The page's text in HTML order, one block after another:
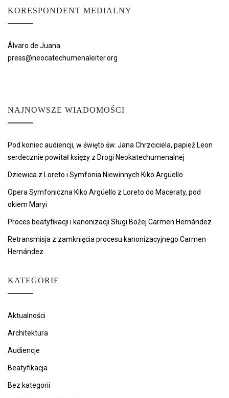
KORESPONDENT MEDIALNY
Álvaro de Juana
press@neocatechumenaleiter.org
NAJNOWSZE WIADOMOŚCI
Pod koniec audiencji, w święto św. Jana Chrzciciela, papież Leon
serdecznie powitał księży z Drogi Neokatechumenalnej
Dziewica z Loreto i Symfonia Niewinnych Kiko Argüello
Opera Symfoniczna Kiko Argüello z Loreto do Maceraty, pod
okiem Maryi
Proces beatyfikacji i kanonizacji Sługi Bożej Carmen Hernández
Retransmisja z zamknięcia procesu kanonizacyjnego Carmen
Hernández
KATEGORIE
Aktualności
Architektura
Audiencje
Beatyfikacja
Bez kategorii